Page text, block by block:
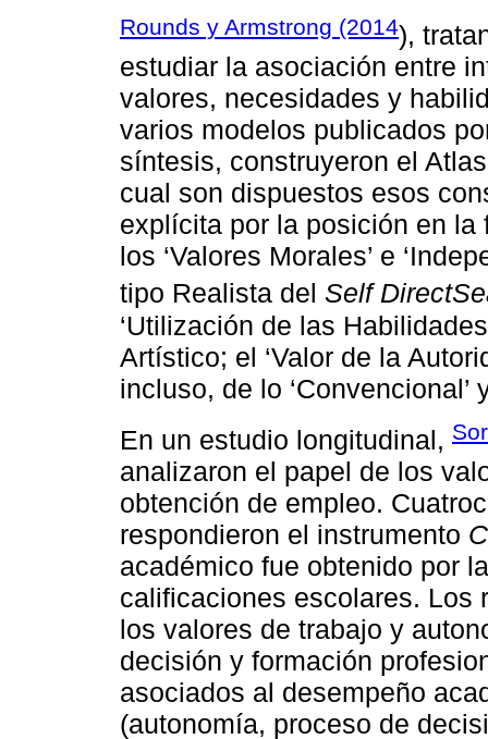
Rounds y Armstrong (2014),
estudiar la asociación entre
valores, necesidades y
varios modelos publicados
síntesis, construyeron el
cual son dispuestos esos
explícita por la posición en
los ‘Valores Morales’ e
tipo Realista del Self
‘Utilización de las
Artístico; el ‘Valor de la
incluso, de lo ‘Convencional’
En un estudio longitudinal,
analizaron el papel de los
obtención de empleo.
respondieron el instrumento
académico fue obtenido por
calificaciones escolares. Los
los valores de trabajo y
decisión y formación
asociados al desempeño
(autonomía, proceso de